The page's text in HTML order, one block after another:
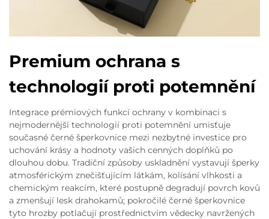
Premium ochrana s
technologií proti potemnění
Integrace prémiových funkcí ochrany v kombinaci s
nejmodernější technologií proti potemnění umisťuje
současné černé šperkovnice mezi nezbytné investice pro
uchování krásy a hodnoty vašich cenných doplňků po
dlouhou dobu. Tradiční způsoby uskladnění vystavují šperky
atmosférickým znečišťujícím látkám, kolísání vlhkosti a
chemickým reakcím, které postupně degradují povrch kovů
a zmenšují lesk drahokamů; pokročilé černé šperkovnice
tyto hrozby potlačují prostřednictvím vědecky navržených